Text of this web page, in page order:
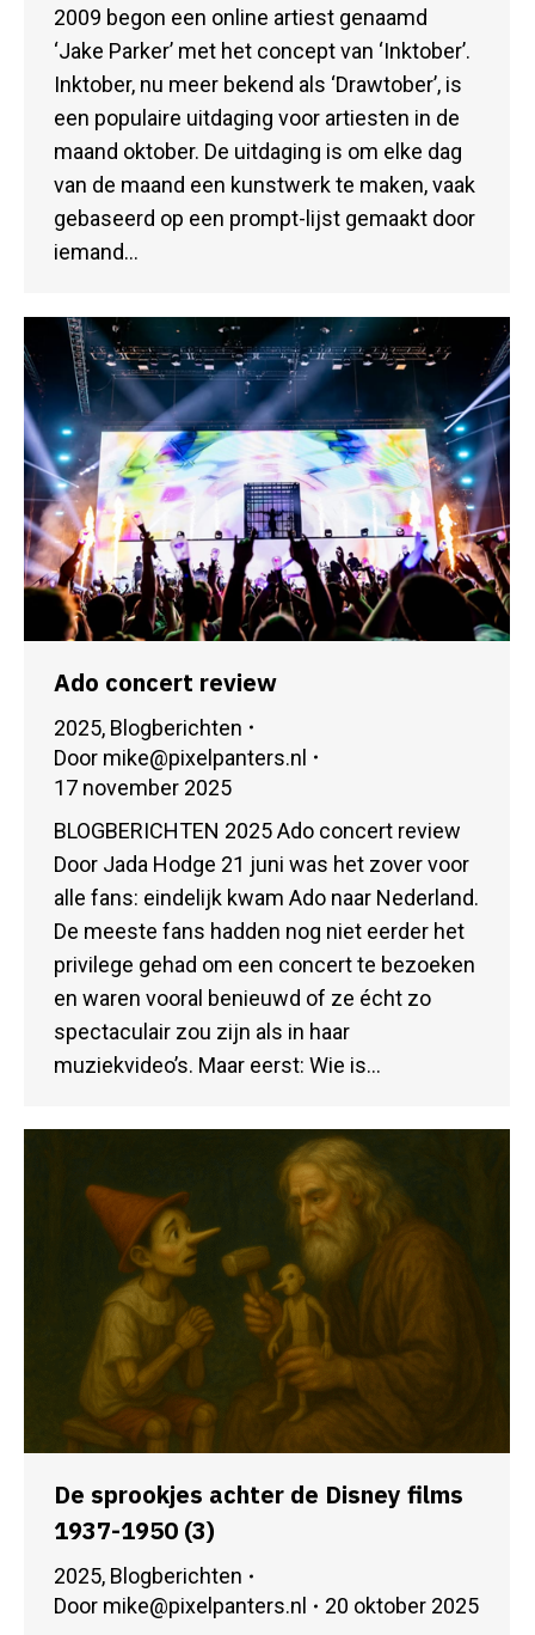
2009 begon een online artiest genaamd
‘Jake Parker’ met het concept van ‘Inktober’.
Inktober, nu meer bekend als ‘Drawtober’, is
een populaire uitdaging voor artiesten in de
maand oktober. De uitdaging is om elke dag
van de maand een kunstwerk te maken, vaak
gebaseerd op een prompt-lijst gemaakt door
iemand…
Ado concert review
2025, Blogberichten
Door mike@pixelpanters.nl
17 november 2025
BLOGBERICHTEN 2025 Ado concert review
Door Jada Hodge 21 juni was het zover voor
alle fans: eindelijk kwam Ado naar Nederland.
De meeste fans hadden nog niet eerder het
privilege gehad om een concert te bezoeken
en waren vooral benieuwd of ze écht zo
spectaculair zou zijn als in haar
muziekvideo’s. Maar eerst: Wie is…
De sprookjes achter de Disney films
1937-1950 (3)
2025, Blogberichten
Door mike@pixelpanters.nl
20 oktober 2025